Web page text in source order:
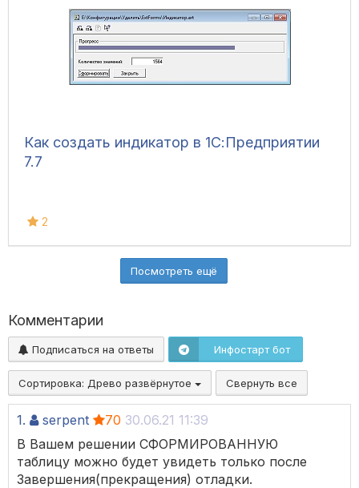
Как создать индикатор в 1С:Предприятии
7.7
2
Посмотреть ещё
Комментарии
Подписаться на ответы Инфостарт бот
Сортировка: Древо развёрнутое Свернуть все
1. serpent 70 30.06.21 11:39
В Вашем решении СФОРМИРОВАННУЮ
таблицу можно будет увидеть только после
Завершения(прекращения) отладки.